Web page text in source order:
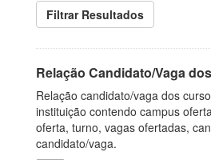
Filtrar Resultados
Relação Candidato/Vaga
Relação candidato/vaga dos
instituição contendo campus
oferta, turno, vagas ofertadas,
candidato/vaga.